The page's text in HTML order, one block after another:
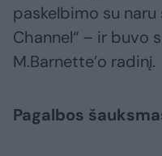
paskelbimo su naru
Channel“ – ir buvo
M.Barnette’o radinį.
Pagalbos